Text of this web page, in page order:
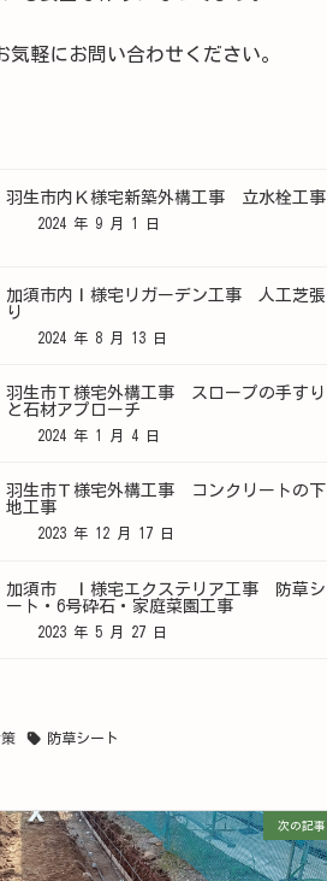
軽にお問い合わせください。
羽生市内Ｋ様宅新築外構工事 立水栓工事
2024 年 9 月 1 日
加須市内Ｉ様宅リガーデン工事 人工芝張
り
2024 年 8 月 13 日
羽生市Ｔ様宅外構工事 スロープの手すり
と石材アプローチ
2024 年 1 月 4 日
羽生市Ｔ様宅外構工事 コンクリートの下
地工事
2023 年 12 月 17 日
加須市 Ｉ様宅エクステリア工事 防草シ
ート・6号砕石・家庭菜園工事
2023 年 5 月 27 日
防草シート
次の記事